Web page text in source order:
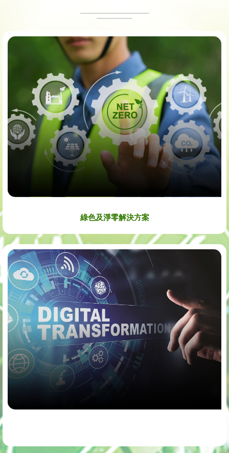
綠色及淨零解決方案